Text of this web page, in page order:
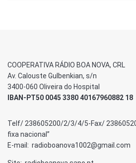
COOPERATIVA RÁDIO BOA NOVA, CRL
Av. Calouste Gulbenkian, s/n
3400-060 Oliveira do Hospital
IBAN-PT50 0045 3380 40167960882 18
Telf/ 238605200/2/3/4/5-Fax/
fixa nacional”
E-mail: radioboanova1002@gmail.com